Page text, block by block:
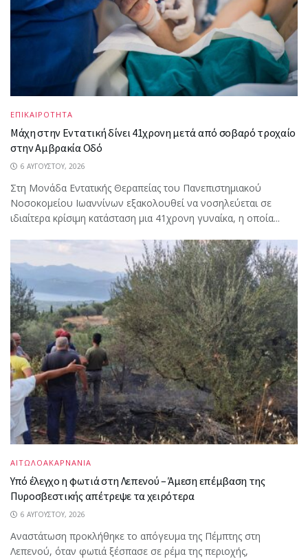
ΕΠΙΚΑΙΡΟΤΗΤΑ
Μάχη στην Εντατική δίνει 41χρονη μετά από σοβαρό τροχαίο
στην Αμβρακία Οδό
6 ΑΥΓΟΎΣΤΟΥ, 2026
Στη Μονάδα Εντατικής Θεραπείας του Πανεπιστημιακού
Νοσοκομείου Ιωαννίνων εξακολουθεί να νοσηλεύεται σε
ιδιαίτερα κρίσιμη κατάσταση μια 41χρονη γυναίκα, η οποία...
ΑΙΤΩΛΟΑΚΑΡΝΑΝΙΑ
Υπό έλεγχο η φωτιά στη Λεπενού – Άμεση επέμβαση της
Πυροσβεστικής απέτρεψε τα χειρότερα
6 ΑΥΓΟΎΣΤΟΥ, 2026
Αναστάτωση προκλήθηκε το απόγευμα της Πέμπτης στη
Λεπενού, όταν φωτιά ξέσπασε σε ρέμα της περιοχής,